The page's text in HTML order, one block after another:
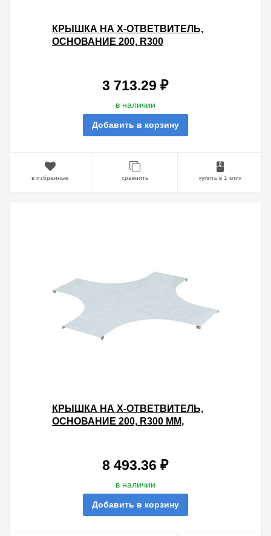
КРЫШКА НА X-ОТВЕТВИТЕЛЬ,
ОСНОВАНИЕ 200, R300
3 713.29 ₽
в наличии
Добавить в корзину
в избранные сравнить купить в 1 клик
КРЫШКА НА X-ОТВЕТВИТЕЛЬ,
ОСНОВАНИЕ 200, R300 ММ,
8 493.36 ₽
в наличии
Добавить в корзину